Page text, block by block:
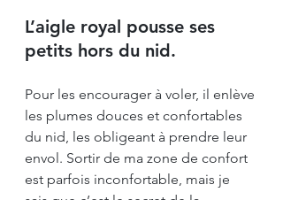
L’aigle royal pousse ses
petits hors du nid.
Pour les encourager à voler, il enlève
les plumes douces et confortables
du nid, les obligeant à prendre leur
envol. Sortir de ma zone de confort
est parfois inconfortable, mais je